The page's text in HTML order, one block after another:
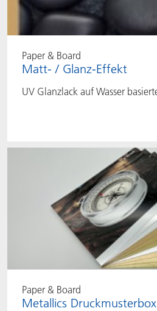
Paper & Board
Matt- / Glanz-Effekt
UV Glanzlack auf Wasser
Paper & Board
Metallics Druckmusterbox